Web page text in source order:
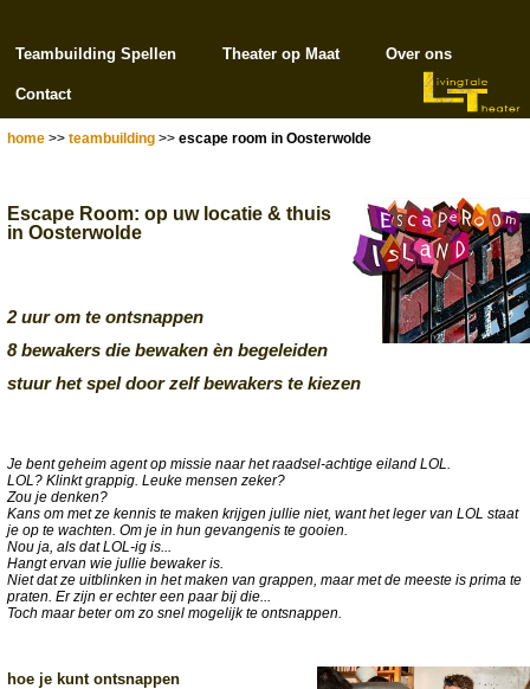
Teambuilding Spellen Theater op Maat Over ons
Contact
home >> teambuilding >> escape room in Oosterwolde
Escape Room: op uw locatie & thuis
in Oosterwolde
2 uur om te ontsnappen
8 bewakers die bewaken èn begeleiden
stuur het spel door zelf bewakers te kiezen
Je bent geheim agent op missie naar het raadsel-achtige eiland LOL.
LOL? Klinkt grappig. Leuke mensen zeker?
Zou je denken?
Kans om met ze kennis te maken krijgen jullie niet, want het leger van LOL staat
je op te wachten. Om je in hun gevangenis te gooien.
Nou ja, als dat LOL-ig is...
Hangt ervan wie jullie bewaker is.
Niet dat ze uitblinken in het maken van grappen, maar met de meeste is prima te
praten. Er zijn er echter een paar bij die...
Toch maar beter om zo snel mogelijk te ontsnappen.
hoe je kunt ontsnappen